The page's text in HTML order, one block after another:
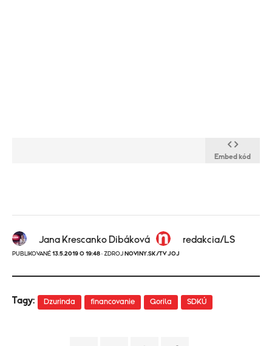
Embed kód
Jana Krescanko Dibáková redakcia/LS
PUBLIKOVANÉ 13.5.2019 O 19:48 · ZDROJ NOVINY.SK/TV JOJ
Tagy: Dzurinda financovanie Gorila SDKÚ